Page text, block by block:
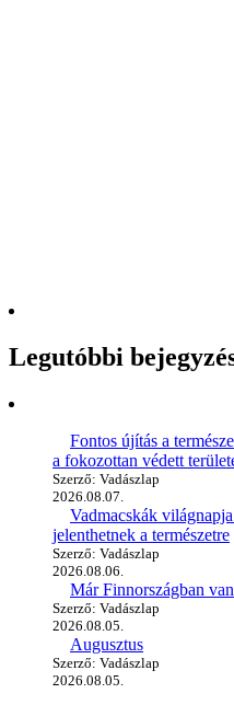
Legutóbbi
Fontos újítás a
a fokozottan védett
Szerző: Vadászlap
2026.08.07.
Vadmacskák
jelenthetnek a természetre
Szerző: Vadászlap
2026.08.06.
Már Finnországban
Szerző: Vadászlap
2026.08.05.
Augusztus
Szerző: Vadászlap
2026.08.05.